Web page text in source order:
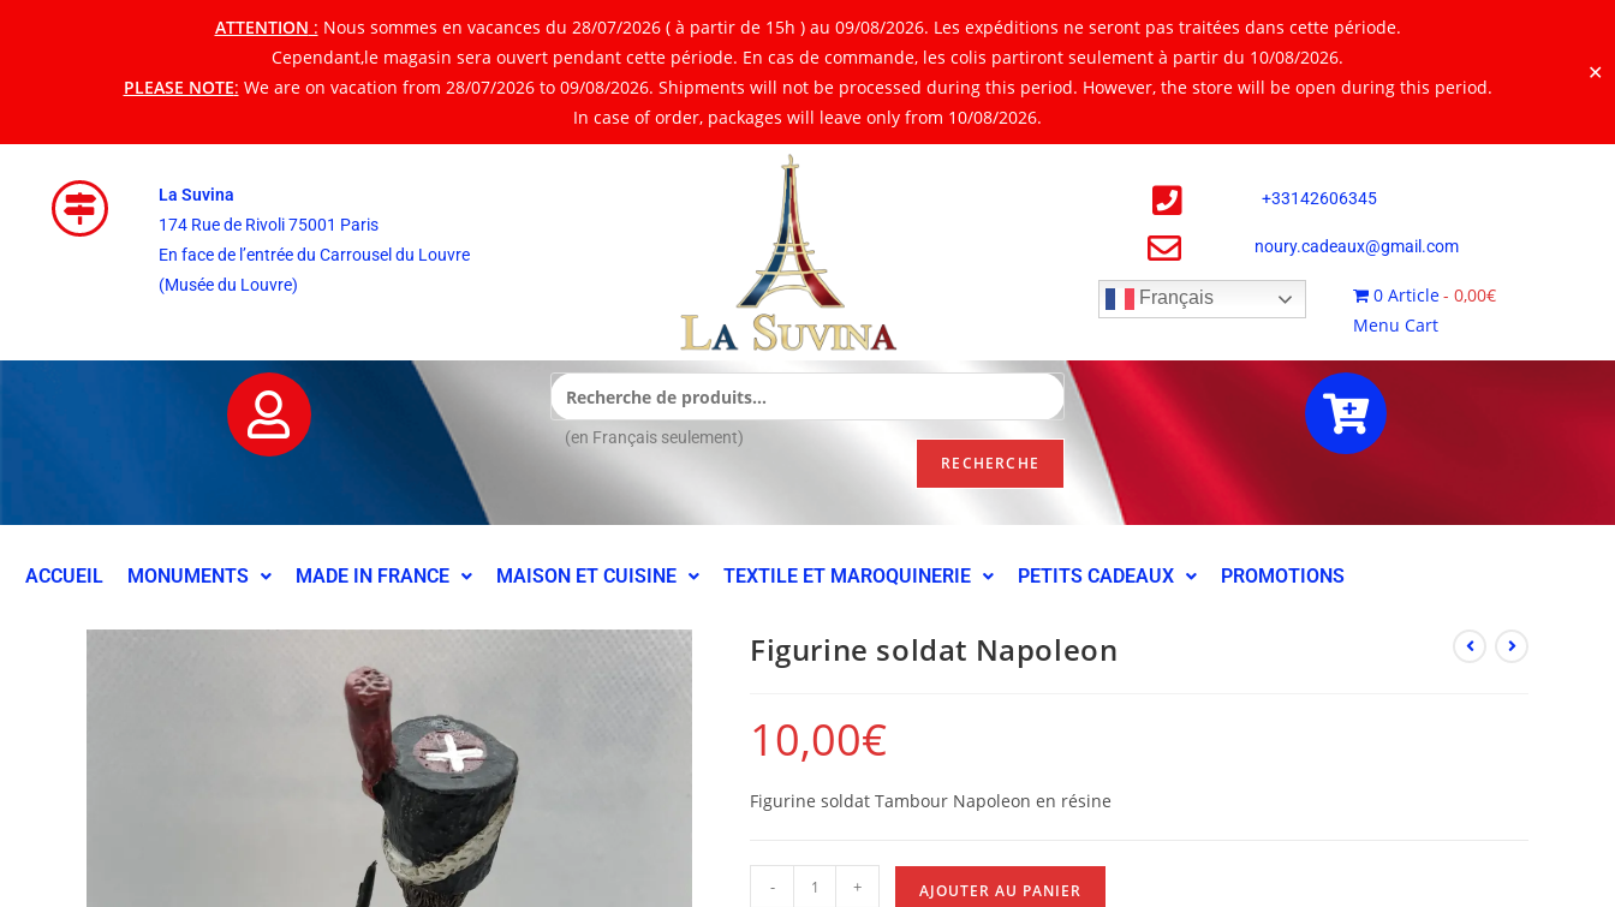
ATTENTION : Nous sommes en vacances du 28/07/2026 ( à partir de 15h ) au 09/08/2026. Les expéditions ne seront pas traitées dans cette période.
Cependant,le magasin sera ouvert pendant cette période. En cas de commande, les colis partiront seulement à partir du 10/08/2026.
PLEASE NOTE: We are on vacation from 28/07/2026 to 09/08/2026. Shipments will not be processed during this period. However, the store will be open during this period.
In case of order, packages will leave only from 10/08/2026.
✕
La Suvina
174 Rue de Rivoli 75001 Paris
En face de l’entrée du Carrousel du Louvre
(Musée du Louvre)
+33142606345
noury.cadeaux@gmail.com
Français 0 Article
0,00€
Menu Cart
RECHERCHE
(en Français seulement)
ACCUEIL MONUMENTS MADE IN FRANCE MAISON ET CUISINE TEXTILE ET MAROQUINERIE PETITS CADEAUX PROMOTIONS
Figurine soldat Napoleon
10,00€
Figurine soldat Tambour Napoleon en résine
- + AJOUTER AU PANIER